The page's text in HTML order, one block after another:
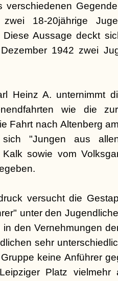
verschiedenen
18-20jährige
Diese Aussage deckt
1942 zwei
Heinz A. unternimmt
wie die
Fahrt nach Altenberg
sich "Jungen aus
Kalk sowie vom
versucht die
unter den
den Vernehmungen
sehr
keine Anführer
Platz vielmehr